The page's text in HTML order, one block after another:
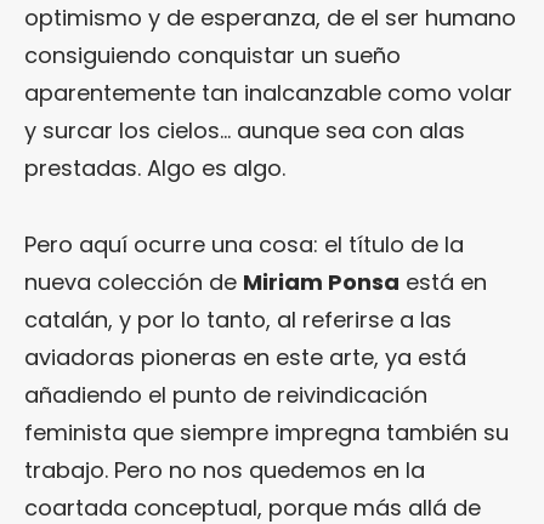
optimismo y de esperanza, de el ser humano
consiguiendo conquistar un sueño
aparentemente tan inalcanzable como volar
y surcar los cielos… aunque sea con alas
prestadas. Algo es algo.
Pero aquí ocurre una cosa: el título de la
nueva colección de Miriam Ponsa está en
catalán, y por lo tanto, al referirse a las
aviadoras pioneras en este arte, ya está
añadiendo el punto de reivindicación
feminista que siempre impregna también su
trabajo. Pero no nos quedemos en la
coartada conceptual, porque más allá de